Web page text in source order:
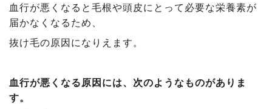
血行が悪くなると毛根や頭皮にとって必要な栄養素が
届かなくなるため、
抜け毛の原因になりえます。
血行が悪くなる原因には、次のようなものがありま
す。